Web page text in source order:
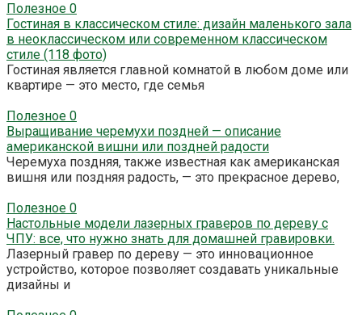
Полезное 0
Гостиная в классическом стиле: дизайн маленького зала
в неоклассическом или современном классическом
стиле (118 фото)
Гостиная является главной комнатой в любом доме или
квартире — это место, где семья
Полезное 0
Выращивание черемухи поздней — описание
американской вишни или поздней радости
Черемуха поздняя, также известная как американская
вишня или поздняя радость, — это прекрасное дерево,
Полезное 0
Настольные модели лазерных граверов по дереву с
ЧПУ: все, что нужно знать для домашней гравировки.
Лазерный гравер по дереву — это инновационное
устройство, которое позволяет создавать уникальные
дизайны и